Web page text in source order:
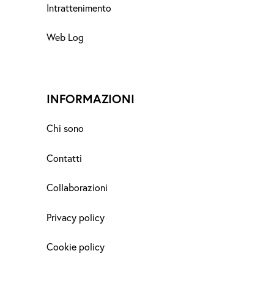
Intrattenimento
Web Log
INFORMAZIONI
Chi sono
Contatti
Collaborazioni
Privacy policy
Cookie policy